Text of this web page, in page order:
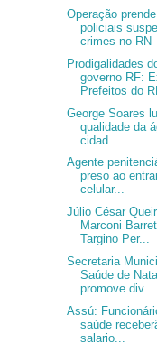
Operação prende
policiais
crimes no RN
Prodigalidades
governo RF:
Prefeitos do
George Soares
qualidade da
cidad...
Agente
preso ao
celular...
Júlio César
Marconi
Targino Per...
Secretaria
Saúde de Natal
promove div...
Assú:
saúde
salario...